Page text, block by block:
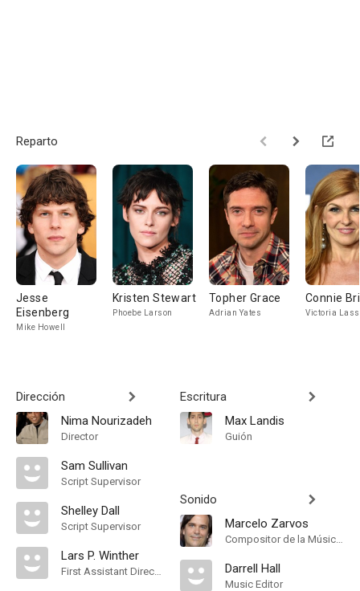
Reparto
Jesse
Eisenberg
Mike Howell
Kristen Stewart
Phoebe Larson
Topher Grace
Adrian Yates
Connie
Victoria
Dirección
Nima Nourizadeh
Director
Sam Sullivan
Script Supervisor
Shelley Dall
Script Supervisor
Lars P. Winther
First Assistant Director
Escritura
Max Landis
Guión
Sonido
Marcelo Zarvos
Compositor de la Música Original
Darrell Hall
Music Editor